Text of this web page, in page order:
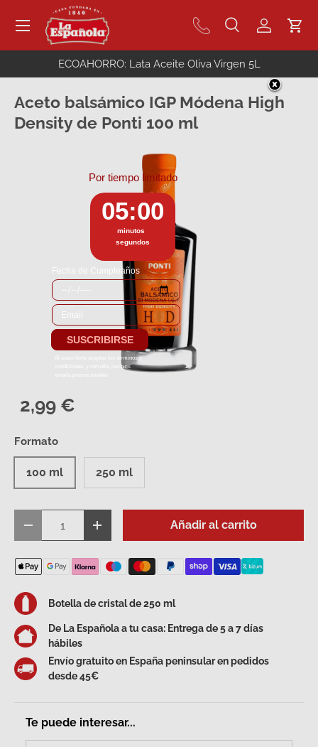
Ir al contenido
BuscarBuscar
BuscarIniciar
Menú
ECOAHORRO: Lata Aceite Oliva Virgen 5L
Aceto balsámico IGP Módena High
Density de Ponti 100 ml
2,99 €
Formato
100 ml 250 ml
Disminuir cantidadAumentar la cantidadAñadir al carrito
Botella de cristal de 250 ml
De La Española a tu casa: Entrega de 5 a 7 días
hábiles
Envío gratuito en España peninsular en pedidos
desde 45€
Te puede interesar...